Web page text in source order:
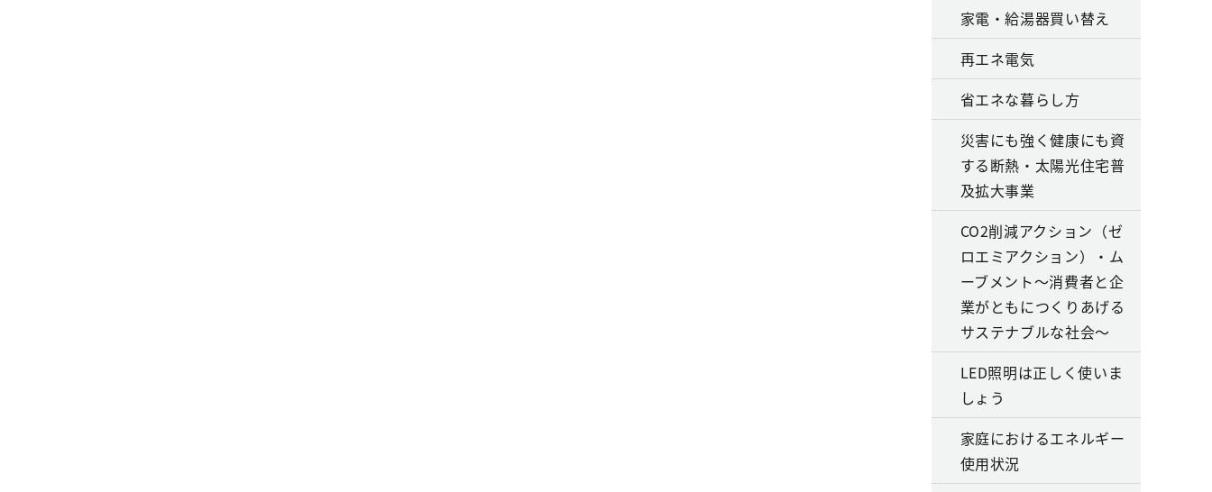
家電・給湯器買い替え
再エネ電気
省エネな暮らし方
災害にも強く健康にも資
する断熱・太陽光住宅普
及拡大事業
CO2削減アクション（ゼ
ロエミアクション）・ム
ーブメント～消費者と企
業がともにつくりあげる
サステナブルな社会～
LED照明は正しく使いま
しょう
家庭におけるエネルギー
使用状況